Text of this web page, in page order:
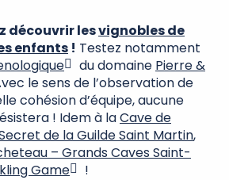
découvrir lesvignobles de
enfants ! Testez notamment
du domaine Pierre &
le sens de l’observation de
cohésion d’équipe, aucune
! Idem à laCave de
de la Guilde Saint Martin,
– Grands Caves Saint-
Game
!